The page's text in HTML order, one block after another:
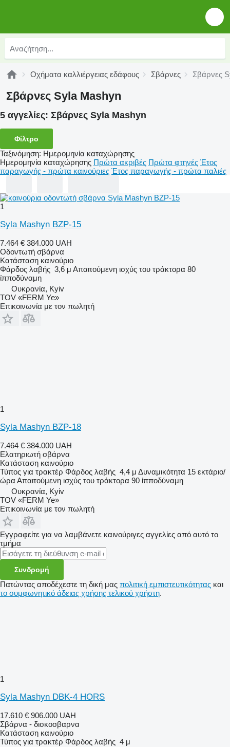
Οχήματα καλλιέργειας εδάφους Σβάρνες Σβάρνες
Σβάρνες Syla Mashyn
5 αγγελίες: Σβάρνες Syla Mashyn
Φίλτρο
Ταξινόμηση: Ημερομηνία καταχώρησης
Ημερομηνία καταχώρησης Πρώτα ακριβές Πρώτα φτηνές Έτος
παραγωγής - πρώτα καινούριες Έτος παραγωγής - πρώτα παλιές
1
Syla Mashyn BZP-15
7.464 € 384.000 UAH
Οδοντωτή σβάρνα
Κατάσταση καινούριο
Φάρδος λαβής 3,6 μ Απαιτούμενη ισχύς του τράκτορα 80
ίπποδύναμη
Ουκρανία, Kyiv
TOV «FERM Ye»
Επικοινωνία με τον πωλητή
1
Syla Mashyn BZP-18
7.464 € 384.000 UAH
Ελατηριωτή σβάρνα
Κατάσταση καινούριο
Τύπος για τρακτέρ Φάρδος λαβής 4,4 μ Δυναμικότητα 15 εκτάριο/
ώρα Απαιτούμενη ισχύς του τράκτορα 90 ίπποδύναμη
Ουκρανία, Kyiv
TOV «FERM Ye»
Επικοινωνία με τον πωλητή
Εγγραφείτε για να λαμβάνετε καινούριγες αγγελίες από αυτό το
τμήμα
Συνδρομή
Πατώντας αποδέχεστε τη δική μας πολιτική εμπιστευτικότητας και
το συμφωνητικό άδειας χρήσης τελικού χρήστη.
1
Syla Mashyn DBK-4 HORS
17.610 € 906.000 UAH
Σβάρνα - δισκοσβαρνα
Κατάσταση καινούριο
Τύπος για τρακτέρ Φάρδος λαβής 4 μ